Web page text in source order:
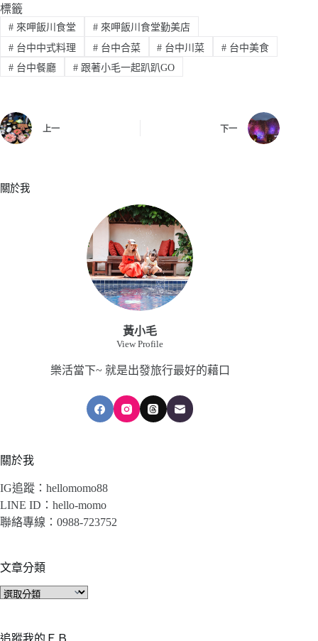
標籤
#來呷飯川食堂 #來呷飯川食堂勤美店
#台中中式料理 #台中合菜 # 台中川菜 # 台中美食
#台中餐廳 #跟著小毛一起趴趴GO
上一 下一
關於我
黃小毛
View Profile
樂活當下~ 就是出發旅行最好的藉口
關於我
IG追蹤：hellomomo88
LINE ID：hello-momo
聯絡專線：0988-723752
文章分類
文
類
追蹤我的ＦＢ